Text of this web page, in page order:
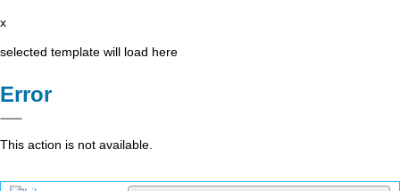
x
selected template will load here
Error
This action is not available.